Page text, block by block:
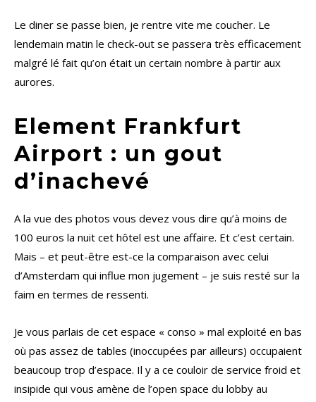
Le diner se passe bien, je rentre vite me coucher. Le
lendemain matin le check-out se passera très efficacement
malgré lé fait qu’on était un certain nombre à partir aux
aurores.
Element Frankfurt
Airport : un gout
d’inachevé
A la vue des photos vous devez vous dire qu’à moins de
100 euros la nuit cet hôtel est une affaire. Et c’est certain.
Mais – et peut-être est-ce la comparaison avec celui
d’Amsterdam qui influe mon jugement – je suis resté sur la
faim en termes de ressenti.
Je vous parlais de cet espace « conso » mal exploité en bas
où pas assez de tables (inoccupées par ailleurs) occupaient
beaucoup trop d’espace. Il y a ce couloir de service froid et
insipide qui vous amène de l’open space du lobby au